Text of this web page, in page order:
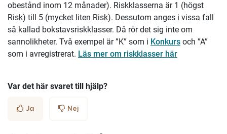
obestånd inom 12 månader). Riskklasserna är 1 (högst
Risk) till 5 (mycket liten Risk). Dessutom anges i vissa fall
så kallad bokstavsriskklasser. Då rör det sig inte om
sannolikheter. Två exempel är ”K” som i Konkurs och ”A”
som i avregistrerat. Läs mer om riskklasser här
Var det här svaret till hjälp?
Ja Nej